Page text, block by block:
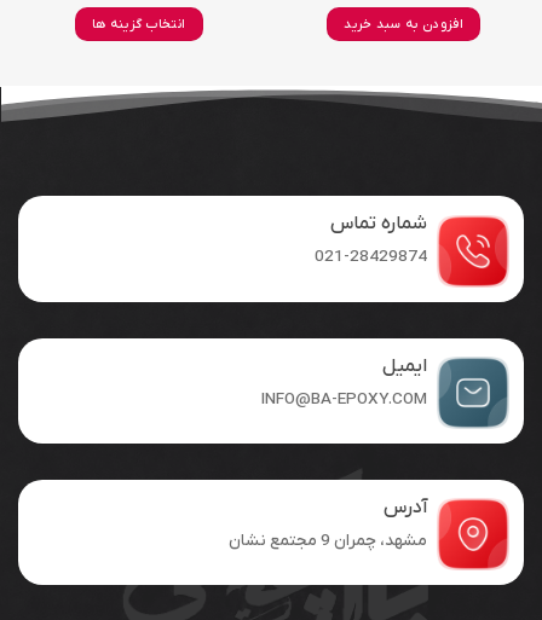
افزودن به سبد خرید انتخاب گزینه ها
دارای
است
شماره تماس
021-28429874
ایمیل
INFO@BA-EPOXY.COM
آدرس
مشهد، چمران 9 مجتمع نشان